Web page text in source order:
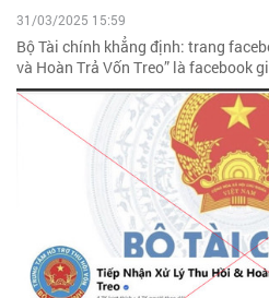
31/03/2025 15:59
Bộ Tài chính khẳng định: trang
và Hoàn Trả Vốn Treo” là facebook